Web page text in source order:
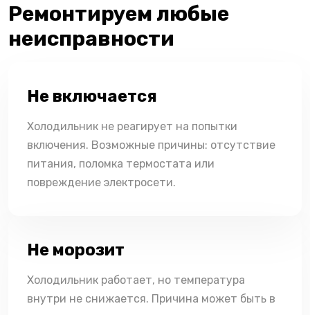
Ремонтируем любые
неисправности
Не включается
Холодильник не реагирует на попытки
включения. Возможные причины: отсутствие
питания, поломка термостата или
повреждение электросети.
Не морозит
Холодильник работает, но температура
внутри не снижается. Причина может быть в